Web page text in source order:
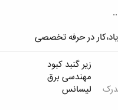
در حرفه تخصصی
زیر گنبد کبود
مهندسی برق
لیسانس